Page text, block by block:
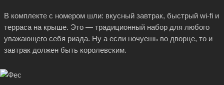
В комплекте с номером шли: вкусный завтрак, быстрый wi-fi и
терраса на крыше. Это — традиционный набор для любого
уважающего себя риада. Ну а если ночуешь во дворце, то и
завтрак должен быть королевским.